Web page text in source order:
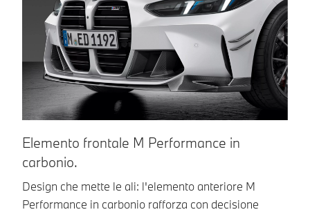
Elemento frontale M Performance in
carbonio.
Design che mette le ali: l'elemento anteriore M
Performance in carbonio rafforza con decisione